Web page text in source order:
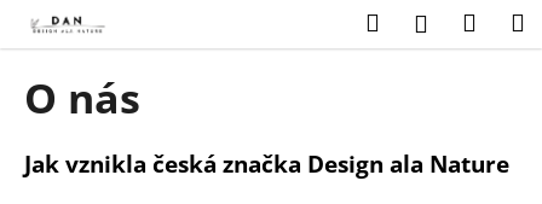
obsah
HledatPřihlášení
O nás
Jak vznikla česká značka Design ala Nature
o
o